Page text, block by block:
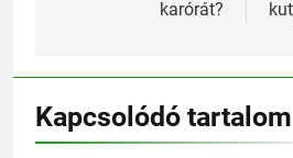
karórát?
Kapcsolódó tartalom